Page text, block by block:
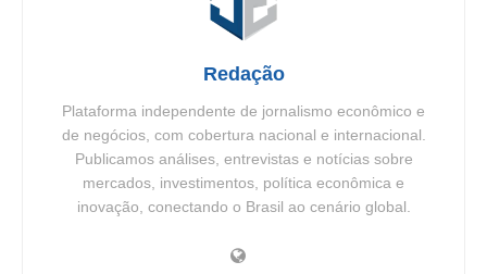
Redação
Plataforma independente de jornalismo econômico e
de negócios, com cobertura nacional e internacional.
Publicamos análises, entrevistas e notícias sobre
mercados, investimentos, política econômica e
inovação, conectando o Brasil ao cenário global.